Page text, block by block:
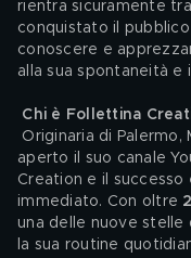
rientra sicuramente
conquistato il
conoscere e
alla sua spontaneità e
Chi è Follettina
Originaria di Palermo,
aperto il suo canale
Creation e il
immediato. Con oltre
una delle nuove stelle
la sua routine